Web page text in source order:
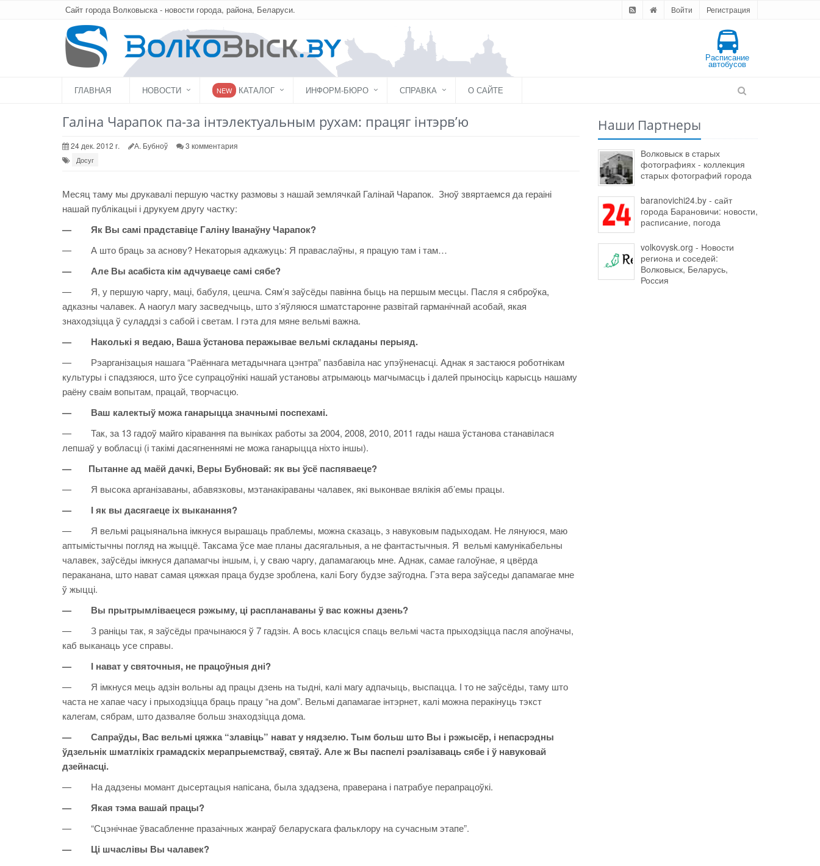
Сайт города Волковыска - новости города, района, Беларуси. Войти Регистрация
Расписание
автобусов
ГЛАВНАЯ НОВОСТИ NEW КАТАЛОГ ИНФОРМ-БЮРО СПРАВКА О САЙТЕ
Галіна Чарапок па-за інтэлектуальным рухам: працяг інтэрв’ю
24 дек. 2012 г. А. Бубноў 3 комментария
Досуг
Месяц таму мы друкавалі першую частку размовы з нашай землячкай Галінай Чарапок. Зноў звяртаемся да гераіні
нашай публікацыі і друкуем другу частку:
— Як Вы самі прадставіце Галіну Іванаўну Чарапок?
— А што браць за аснову? Некаторыя адкажуць: Я праваслаўны, я працую там і там…
— Але Вы асабіста кім адчуваеце самі сябе?
— Я, у першую чаргу, маці, бабуля, цешча. Сям’я заўсёды павінна быць на першым месцы. Пасля я сяброўка,
адказны чалавек. А наогул магу засведчыць, што з’яўляюся шматстаронне развітай гарманічнай асобай, якая
знаходзіцца ў суладдзі з сабой і светам. І гэта для мяне вельмі важна.
— Наколькі я ведаю, Ваша ўстанова перажывае вельмі складаны перыяд.
— Рэарганізацыя нашага “Раённага метадычнага цэнтра” пазбавіла нас упэўненасці. Аднак я застаюся роботнікам
культуры і спадзяюся, што ўсе супрацоўнікі нашай установы атрымаюць магчымасць і далей прыносіць карысць нашаму
раёну сваім вопытам, працай, творчасцю.
— Ваш калектыў можа ганарыцца значнымі поспехамі.
— Так, за 13 гадоў майго кіравання па выніках работы за 2004, 2008, 2010, 2011 гады наша ўстанова станавілася
лепшаў у вобласці (і такімі дасягненнямі не можа ганарыцца ніхто іншы).
— Пытанне ад маёй дачкі, Веры Бубновай: як вы ўсё паспяваеце?
— Я высока арганізаваны, абавязковы, мэтанакіраваны чалавек, які выконвае вялікія аб’емы працы.
— І як вы дасягаеце іх выканання?
— Я вельмі рацыянальна імкнуся вырашаць праблемы, можна сказаць, з навуковым падыходам. Не лянуюся, маю
аптымістычны погляд на жыццё. Таксама ўсе мае планы дасягальныя, а не фантастычныя. Я вельмі камунікабельны
чалавек, заўсёды імкнуся дапамагчы іншым, і, у сваю чаргу, дапамагаюць мне. Аднак, самае галоўнае, я цвёрда
пераканана, што нават самая цяжкая праца будзе зроблена, калі Богу будзе заўгодна. Гэта вера заўседы дапамагае мне
ў жыцці.
— Вы прытрымліваецеся рэжыму, ці распланаваны ў вас кожны дзень?
— З раніцы так, я заўсёды прачынаюся ў 7 гадзін. А вось класціся спаць вельмі часта прыходзіцца пасля апоўначы,
каб выканаць усе справы.
— І нават у святочныя, не працоўныя дні?
— Я імкнуся мець адзін вольны ад працы дзень на тыдні, калі магу адпачыць, выспацца. І то не заўсёды, таму што
часта не хапае часу і прыходзіцца браць працу “на дом”. Вельмі дапамагае інтэрнет, калі можна перакінуць тэкст
калегам, сябрам, што дазваляе больш знаходзіцца дома.
— Сапраўды, Вас вельмі цяжка “злавіць” нават у нядзелю. Тым больш што Вы і рэжысёр, і непасрэдны
ўдзельнік шматлікіх грамадскіх мерапрыемстваў, святаў. Але ж Вы паспелі рэалізаваць сябе і ў навуковай
дзейнасці.
— На дадзены момант дысертацыя напісана, была здадзена, праверана і патрабуе перапрацоўкі.
— Якая тэма вашай працы?
— “Сцэнічнае ўвасабленне празаічных жанраў беларускага фальклору на сучасным этапе”.
— Ці шчаслівы Вы чалавек?
Наши Партнеры
Волковыск в старых
фотографиях - коллекция
старых фотографий города
baranovichi24.by - сайт
города Барановичи: новости,
расписание, погода
volkovysk.org - Новости
региона и соседей:
Волковыск, Беларусь,
Россия